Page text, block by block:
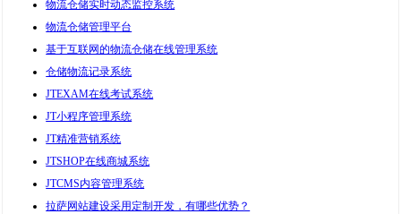
物流仓储实时动态监控系统
物流仓储管理平台
基于互联网的物流仓储在线管理系统
仓储物流记录系统
JTEXAM在线考试系统
JT小程序管理系统
JT精准营销系统
JTSHOP在线商城系统
JTCMS内容管理系统
拉萨网站建设采用定制开发，有哪些优势？